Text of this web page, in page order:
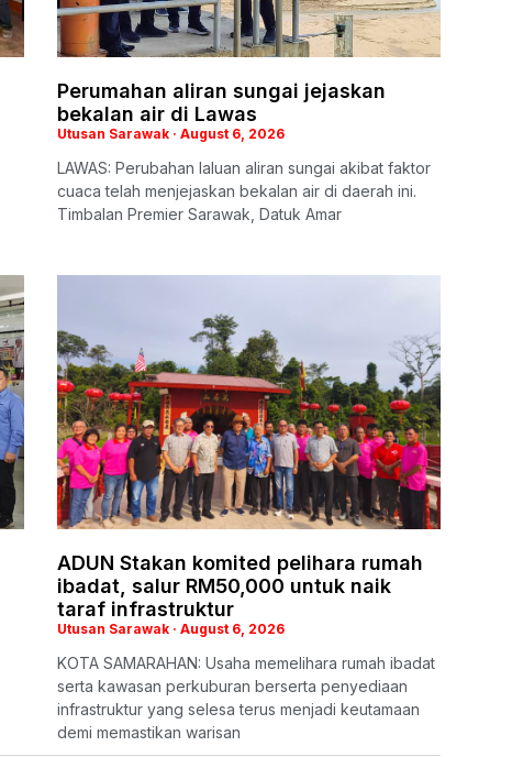
Perumahan aliran sungai jejaskan
bekalan air di Lawas
Utusan Sarawak August 6, 2026
LAWAS: Perubahan laluan aliran sungai akibat faktor
cuaca telah menjejaskan bekalan air di daerah ini.
Timbalan Premier Sarawak, Datuk Amar
ADUN Stakan komited pelihara rumah
ibadat, salur RM50,000 untuk naik
taraf infrastruktur
Utusan Sarawak August 6, 2026
KOTA SAMARAHAN: Usaha memelihara rumah ibadat
serta kawasan perkuburan berserta penyediaan
infrastruktur yang selesa terus menjadi keutamaan
demi memastikan warisan